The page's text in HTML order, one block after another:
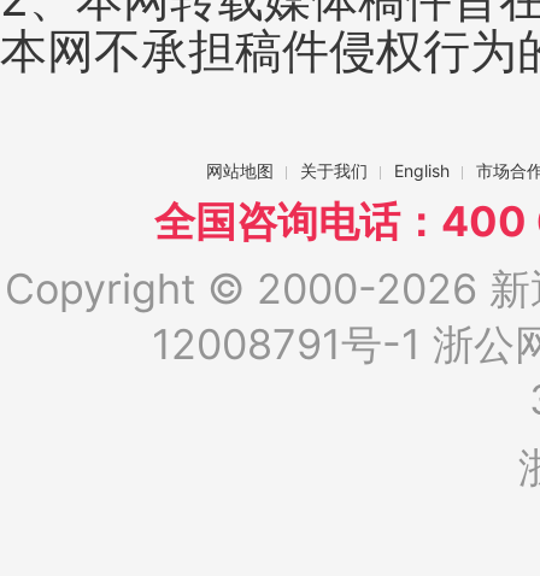
本网不承担稿件侵权行为
网站地图 关于我们 English 市场合
全国咨询电话：
Copyright © 2000-2026 新
12008791号-1 浙公